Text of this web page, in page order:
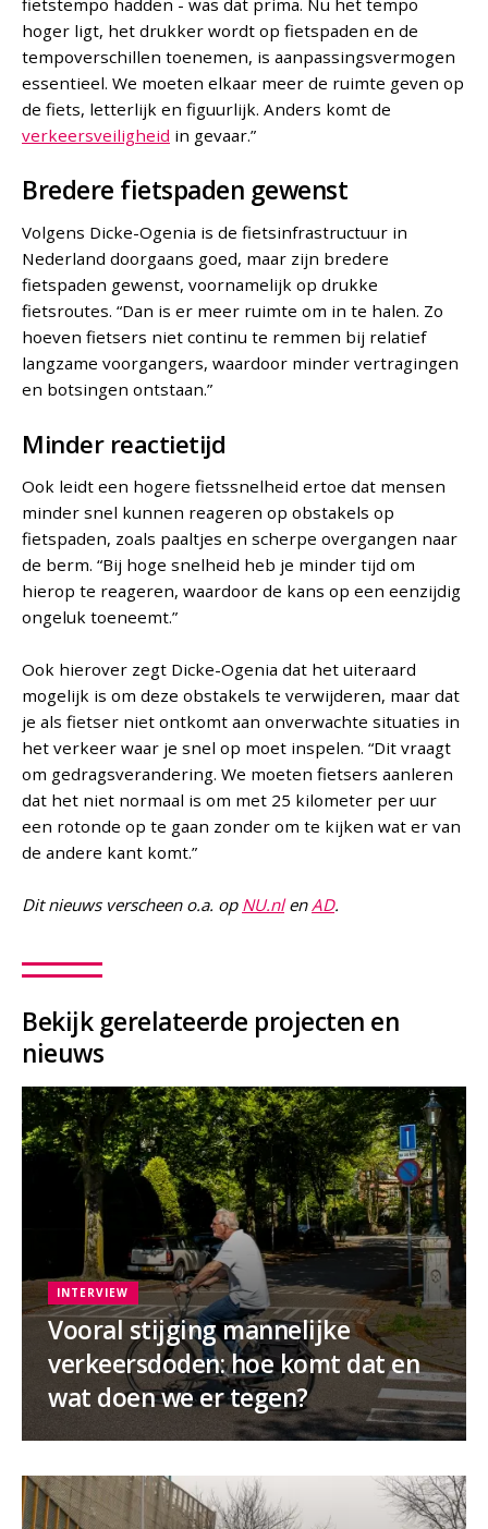
hoger ligt, het drukker wordt op fietspaden en de
tempoverschillen toenemen, is aanpassingsvermogen
essentieel. We moeten elkaar meer de ruimte geven op
de fiets, letterlijk en figuurlijk. Anders komt de
verkeersveiligheid in gevaar.”
Bredere fietspaden gewenst
Volgens Dicke-Ogenia is de fietsinfrastructuur in
Nederland doorgaans goed, maar zijn bredere
fietspaden gewenst, voornamelijk op drukke
fietsroutes. “Dan is er meer ruimte om in te halen. Zo
hoeven fietsers niet continu te remmen bij relatief
langzame voorgangers, waardoor minder vertragingen
en botsingen ontstaan.”
Minder reactietijd
Ook leidt een hogere fietssnelheid ertoe dat mensen
minder snel kunnen reageren op obstakels op
fietspaden, zoals paaltjes en scherpe overgangen naar
de berm. “Bij hoge snelheid heb je minder tijd om
hierop te reageren, waardoor de kans op een eenzijdig
ongeluk toeneemt.”
Ook hierover zegt Dicke-Ogenia dat het uiteraard
mogelijk is om deze obstakels te verwijderen, maar dat
je als fietser niet ontkomt aan onverwachte situaties in
het verkeer waar je snel op moet inspelen. “Dit vraagt
om gedragsverandering. We moeten fietsers aanleren
dat het niet normaal is om met 25 kilometer per uur
een rotonde op te gaan zonder om te kijken wat er van
de andere kant komt.”
Dit nieuws verscheen o.a. op NU.nlenAD.
Bekijk gerelateerde projecten en
nieuws
Vooral stijging mannelijke
verkeersdoden: hoe komt dat en
wat doen we er tegen?
INTERVIEW